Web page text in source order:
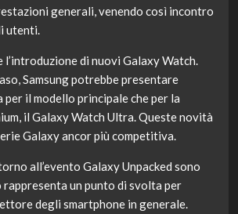
generali, venendo così incontro
utenti.
l’introduzione di nuovi Galaxy Watch.
Samsung potrebbe presentare
il modello principale che per la
il Galaxy Watch Ultra. Queste novità
Galaxy ancor più competitiva.
all’evento Galaxy Unpacked sono
un punto di svolta per
degli smartphone in generale.